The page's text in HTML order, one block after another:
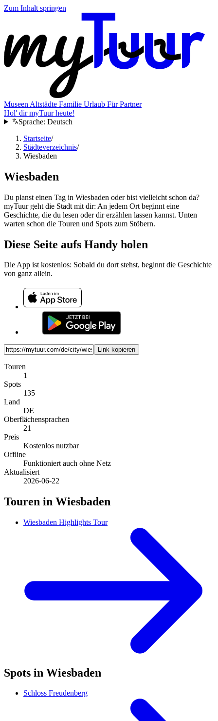
Zum Inhalt springen
Museen Altstädte Familie Urlaub Für Partner
Hol' dir myTuur heute!
Sprache: Deutsch
Startseite/
Städteverzeichnis/
Wiesbaden
Wiesbaden
Du planst einen Tag in Wiesbaden oder bist vielleicht schon da?
myTuur geht die Stadt mit dir: An jedem Ort beginnt eine
Geschichte, die du lesen oder dir erzählen lassen kannst. Unten
warten schon die Touren und Spots zum Stöbern.
Diese Seite aufs Handy holen
Die App ist kostenlos: Sobald du dort stehst, beginnt die Geschichte
von ganz allein.
Link kopieren
Touren
1
Spots
135
Land
DE
Oberflächensprachen
21
Preis
Kostenlos nutzbar
Offline
Funktioniert auch ohne Netz
Aktualisiert
2026-06-22
Touren in Wiesbaden
Wiesbaden Highlights Tour
Spots in Wiesbaden
Schloss Freudenberg